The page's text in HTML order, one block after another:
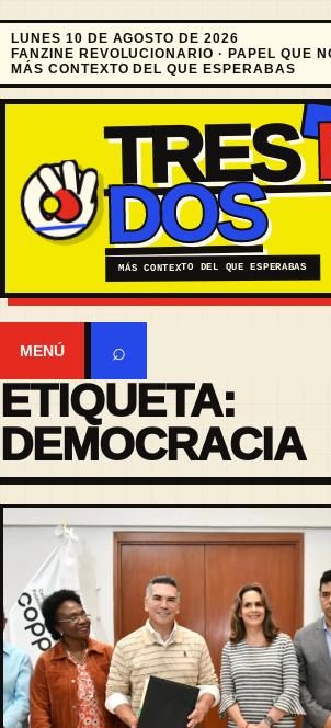
LUNES 10 DE AGOSTO DE 2026
FANZINE REVOLUCIONARIO · PAPEL QUE
MÁS CONTEXTO DEL QUE ESPERABAS
TRES
DOS
MÁS CONTEXTO DEL QUE ESPERABAS
MENÚ ⌕
ETIQUETA:
DEMOCRACIA